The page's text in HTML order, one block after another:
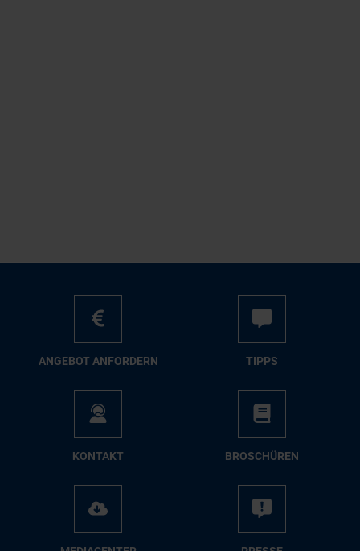
AN­GE­BOT AN­FOR­DERN TIPPS
KON­TAKT BRO­SCHÜ­REN